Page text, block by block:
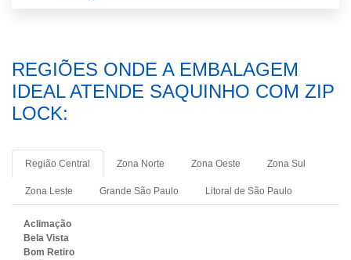
REGIÕES ONDE A EMBALAGEM
IDEAL ATENDE SAQUINHO COM ZIP
LOCK:
Região Central Zona Norte Zona Oeste Zona Sul
Zona Leste Grande São Paulo Litoral de São Paulo
Aclimação
Bela Vista
Bom Retiro